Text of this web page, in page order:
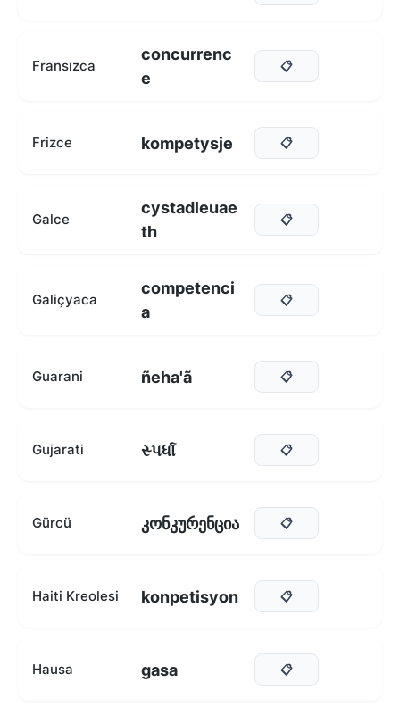
Fransızca
concurrenc
e
📋
Frizce kompetysje 📋
Galce
cystadleuae
th
📋
Galiçyaca
competenci
a
📋
Guarani ñeha'ã 📋
Gujarati સ્પર્ધા 📋
Gürcü კონკურენცია 📋
Haiti Kreolesi konpetisyon 📋
Hausa gasa 📋